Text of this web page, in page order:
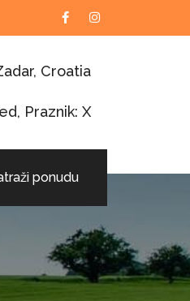
Croatia
Praznik: X
ponudu